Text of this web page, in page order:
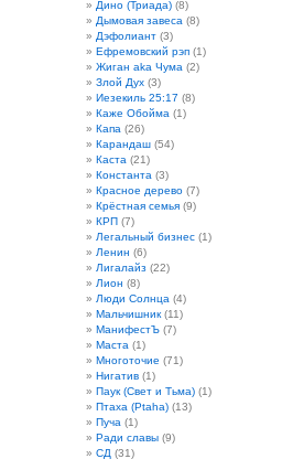
Дино (Триада) (8)
Дымовая завеса (8)
Дэфолиант (3)
Ефремовский рэп (1)
Жиган aka Чума (2)
Злой Дух (3)
Иезекиль 25:17 (8)
Каже Обойма (1)
Капа (26)
Карандаш (54)
Каста (21)
Константа (3)
Красное дерево (7)
Крёстная семья (9)
КРП (7)
Легальный бизнес (1)
Ленин (6)
Лигалайз (22)
Лион (8)
Люди Солнца (4)
Мальчишник (11)
МанифестЪ (7)
Маста (1)
Многоточие (71)
Нигатив (1)
Паук (Свет и Тьма) (1)
Птаха (Ptaha) (13)
Пуча (1)
Ради славы (9)
СД (31)